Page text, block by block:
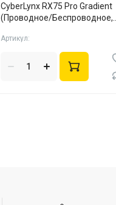
CyberLynx RX75 Pro Gradient
(Проводное/Беспроводное,
Артикул: